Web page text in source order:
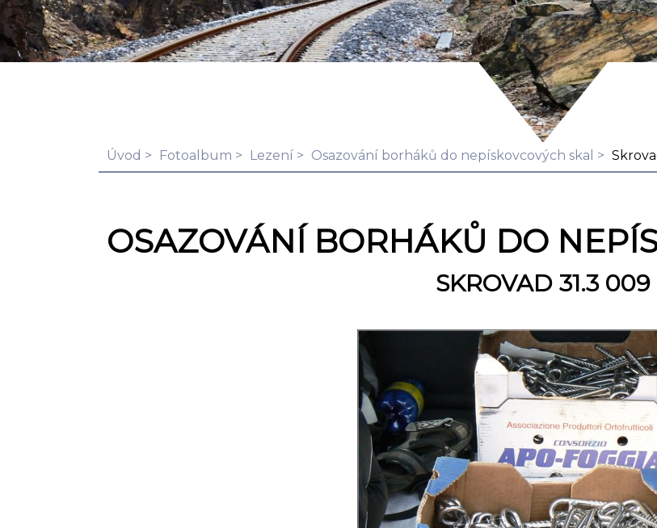
Úvod Fotoalbum Lezení Osazování borháků do nepískovcových skal
OSAZOVÁNÍ BORHÁKŮ DO
SKROVAD 31.3 009